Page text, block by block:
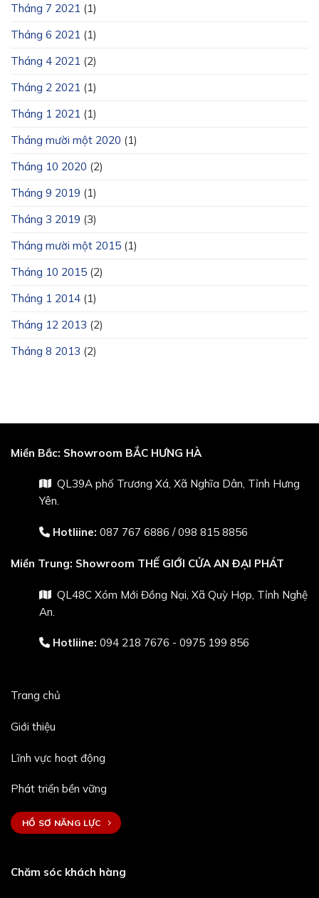
Tháng 7 2021 (1)
Tháng 6 2021 (1)
Tháng 4 2021 (2)
Tháng 2 2021 (1)
Tháng 1 2021 (1)
Tháng mười một 2020 (1)
Tháng 10 2020 (2)
Tháng 9 2019 (1)
Tháng 3 2019 (3)
Tháng mười một 2015 (1)
Tháng 10 2015 (2)
Tháng 1 2014 (1)
Tháng 12 2013 (2)
Tháng 8 2013 (2)
Miền Bắc: Showroom BẮC HƯNG HÀ
QL39A phố Trương Xá, Xã Nghĩa Dân, Tỉnh Hưng
Yên.
Hotliine: 087 767 6886 /098 815 8856
Miền Trung: Showroom THẾ GIỚI CỬA AN ĐẠI PHÁT
QL48C Xóm Mới Đồng Nại, Xã Quỳ Hợp, Tỉnh Nghệ
An.
Hotliine: 094 218 7676 - 0975 199 856
Trang chủ
Giới thiệu
Lĩnh vực hoạt động
Phát triển bền vững
HỒ SƠ NĂNG LỰC
Chăm sóc khách hàng